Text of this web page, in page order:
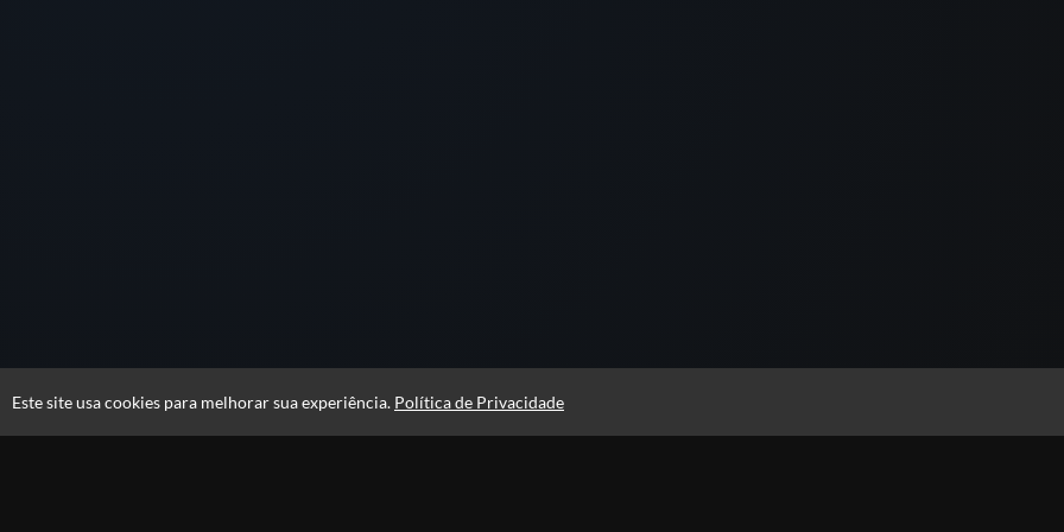
Este site usa cookies para melhorar sua experiência. Política de Privacidade